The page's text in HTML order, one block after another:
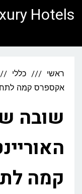
לתוכן
Hotels
ראשי כללי
אקספרס קמה
שובה
קמה